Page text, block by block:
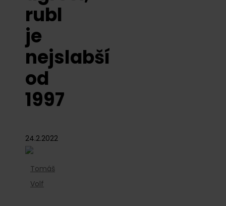
rubl
je
nejslabší
od
1997
24.2.2022
Tomáš
Volf